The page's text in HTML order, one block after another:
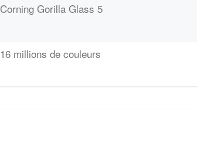
Corning Gorilla Glass 5
16 millions de couleurs